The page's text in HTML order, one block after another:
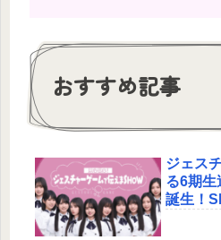
おすすめ記事
ジェス
る6期生
誕生！